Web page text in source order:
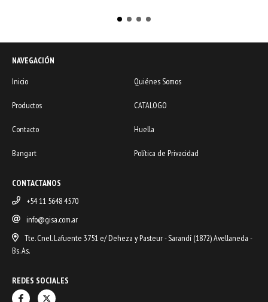
NAVEGACIÓN
Inicio
Quiénes Somos
Productos CATALOGO
Contacto Huella
Bangart Política de Privacidad
CONTACTANOS
+54 11 5648 4570
info@gisa.com.ar
Tte. Cnel. Lafuente 3751 e/ Deheza y Pasteur - Sarandí (1872) Avellaneda -
Bs. As.
REDES SOCIALES